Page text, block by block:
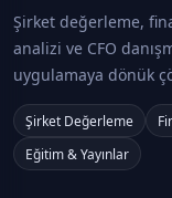
Şirket değerleme,
analizi ve CFO
uygulamaya dönük
Şirket Değerleme
Eğitim & Yayınlar